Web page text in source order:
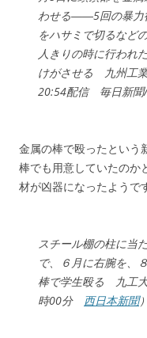
わせる――5回の暴力
をハサミで切るなど
人きりの時に行われ
けがさせる 九州工
20:54配信 毎日新聞/
金属の棒で殴ったという
棒でも用意していたのか
材が凶器になったようで
スチール棚の柱に当
で、６月に右腕を、
棒で学生殴る 九工
時00分 西日本新聞）